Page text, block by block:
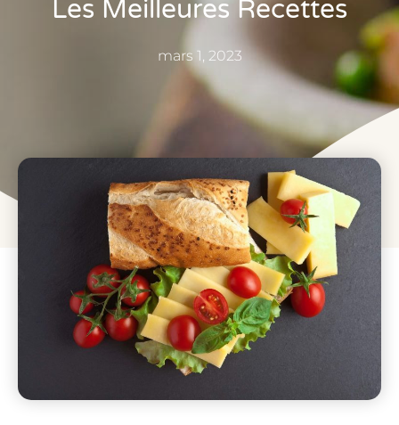
Les Meilleures Recettes
mars 1, 2023